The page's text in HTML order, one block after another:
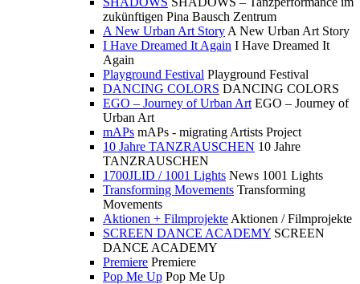
zukünftigen Pina Bausch Zentrum
A New Urban Art Story A New Urban Art Story
I Have Dreamed It Again I Have Dreamed It
Again
Playground Festival Playground Festival
DANCING COLORS DANCING COLORS
EGO – Journey of Urban Art EGO – Journey of
Urban Art
mAPs mAPs - migrating Artists Project
10 Jahre TANZRAUSCHEN 10 Jahre
TANZRAUSCHEN
1700JLID / 1001 Lights News 1001 Lights
Transforming Movements Transforming
Movements
Aktionen + Filmprojekte Aktionen / Filmprojekte
SCREEN DANCE ACADEMY SCREEN
DANCE ACADEMY
Premiere Premiere
Pop Me Up Pop Me Up